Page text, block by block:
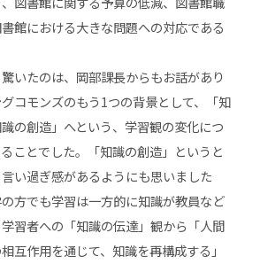
館における大きな問題への対応である
いたのは、岡部課長からもお話があり
コモンズのもう1つの背景として、「知
の創造」へという、学習観の変化につ
ことでした。「知識の創造」というと
い過ぎ感があるようにも思いました
方でも学習は一方的に知識が教員など
習者への「知識の伝達」観から「人間
互作用を通じて、知識を再構成する」